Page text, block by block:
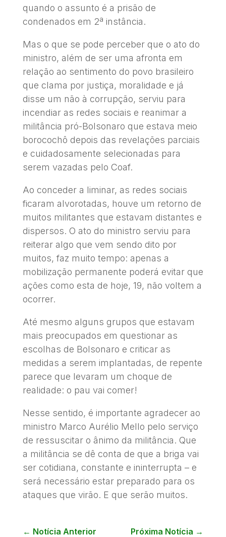
quando o assunto é a prisão de
condenados em 2ª instância.
Mas o que se pode perceber que o ato do
ministro, além de ser uma afronta em
relação ao sentimento do povo brasileiro
que clama por justiça, moralidade e já
disse um não à corrupção, serviu para
incendiar as redes sociais e reanimar a
militância pró-Bolsonaro que estava meio
borocochô depois das revelações parciais
e cuidadosamente selecionadas para
serem vazadas pelo Coaf.
Ao conceder a liminar, as redes sociais
ficaram alvorotadas, houve um retorno de
muitos militantes que estavam distantes e
dispersos. O ato do ministro serviu para
reiterar algo que vem sendo dito por
muitos, faz muito tempo: apenas a
mobilização permanente poderá evitar que
ações como esta de hoje, 19, não voltem a
ocorrer.
Até mesmo alguns grupos que estavam
mais preocupados em questionar as
escolhas de Bolsonaro e criticar as
medidas a serem implantadas, de repente
parece que levaram um choque de
realidade: o pau vai comer!
Nesse sentido, é importante agradecer ao
ministro Marco Aurélio Mello pelo serviço
de ressuscitar o ânimo da militância. Que
a militância se dê conta de que a briga vai
ser cotidiana, constante e ininterrupta – e
será necessário estar preparado para os
ataques que virão. E que serão muitos.
← Notícia Anterior Próxima Notícia →